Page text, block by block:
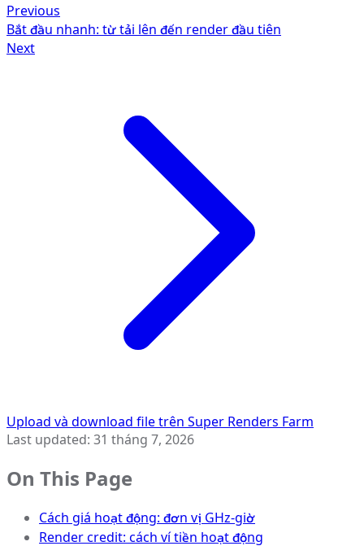
Previous
Bắt đầu nhanh: từ tải lên đến render đầu tiên
Next
Upload và download file trên Super Renders Farm
Last updated: 31 tháng 7, 2026
On This Page
Cách giá hoạt động: đơn vị GHz-giờ
Render credit: cách ví tiền hoạt động